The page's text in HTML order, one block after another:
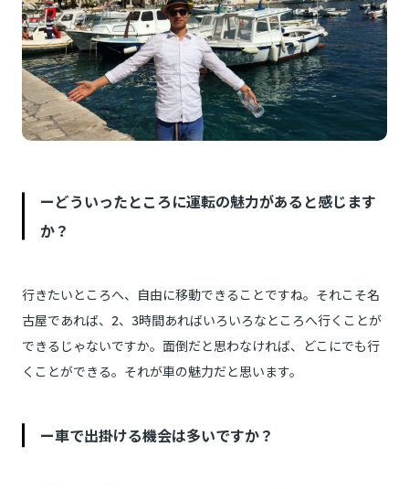
ーどういったところに運転の魅力があると感じます
か？
行きたいところへ、自由に移動できることですね。それこそ名
古屋であれば、2、3時間あればいろいろなところへ行くことが
できるじゃないですか。面倒だと思わなければ、どこにでも行
くことができる。それが車の魅力だと思います。
ー車で出掛ける機会は多いですか？